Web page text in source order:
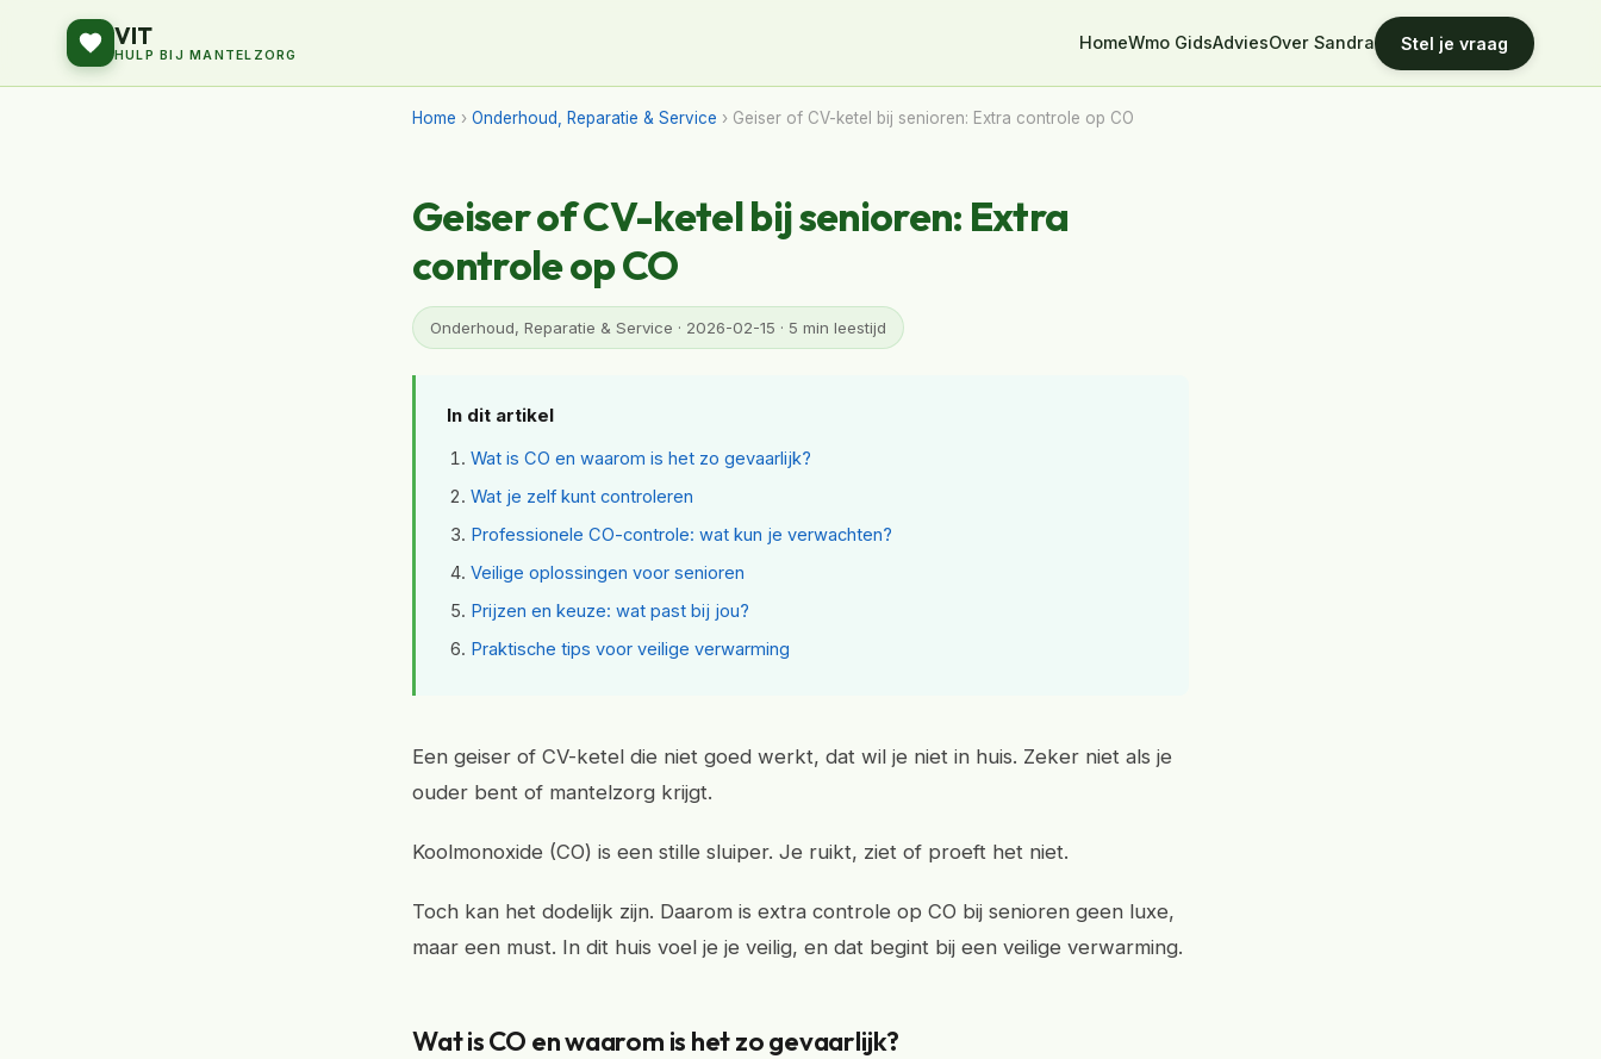
VIT
HULP BIJ MANTELZORG
HomeWmo GidsAdviesOver Sandra Stel je vraag
Home › Onderhoud, Reparatie & Service › Geiser of CV-ketel bij senioren: Extra controle op CO
Geiser of CV-ketel bij senioren: Extra
controle op CO
Onderhoud, Reparatie & Service · 2026-02-15 · 5 min leestijd
In dit artikel
Wat is CO en waarom is het zo gevaarlijk?
Wat je zelf kunt controleren
Professionele CO-controle: wat kun je verwachten?
Veilige oplossingen voor senioren
Prijzen en keuze: wat past bij jou?
Praktische tips voor veilige verwarming
Een geiser of CV-ketel die niet goed werkt, dat wil je niet in huis. Zeker niet als je
ouder bent of mantelzorg krijgt.
Koolmonoxide (CO) is een stille sluiper. Je ruikt, ziet of proeft het niet.
Toch kan het dodelijk zijn. Daarom is extra controle op CO bij senioren geen luxe,
maar een must. In dit huis voel je je veilig, en dat begint bij een veilige verwarming.
Wat is CO en waarom is het zo gevaarlijk?